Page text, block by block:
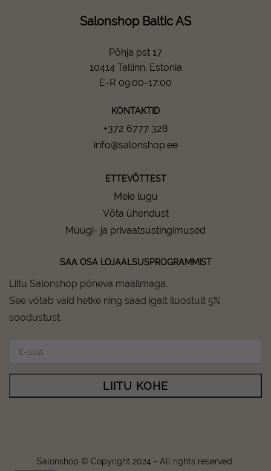
Salonshop Baltic AS
Põhja pst 17
10414 Tallinn, Estonia
E-R 09:00-17:00
KONTAKTID
+372 6777 328
info@salonshop.ee
ETTEVÕTTEST
Meie lugu
Võta ühendust
Müügi- ja privaatsustingimused
SAA OSA LOJAALSUSPROGRAMMIST
Liitu Salonshop põneva maailmaga.
See võtab vaid hetke ning saad igalt iluostult 5%
soodustust.
LIITU KOHE
Salonshop © Copyright 2024 - All rights reserved.